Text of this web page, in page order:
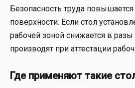
Безопасность труда
поверхности. Если стол
рабочей зоной снижается в
производят при аттестации
Где применяют такие